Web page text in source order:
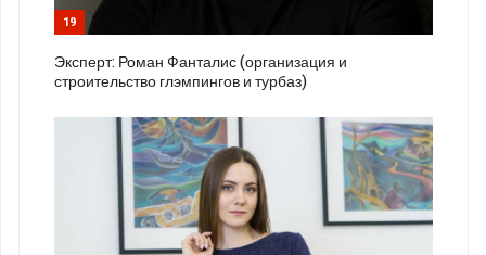
19
Эксперт: Роман Фанталис (организация и
строительство глэмпингов и турбаз)